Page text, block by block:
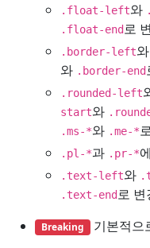
.float-left와
.float-end로
.border-left와
와 .border-end
.rounded-left
start와
.ms-*와 .me-*
.pl-*과 .pr-*
.text-left와
.text-end로 변
Breaking 기본적으